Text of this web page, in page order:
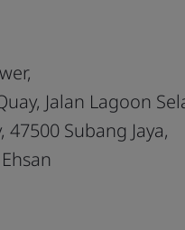
Jalan Lagoon
47500 Subang Jaya,